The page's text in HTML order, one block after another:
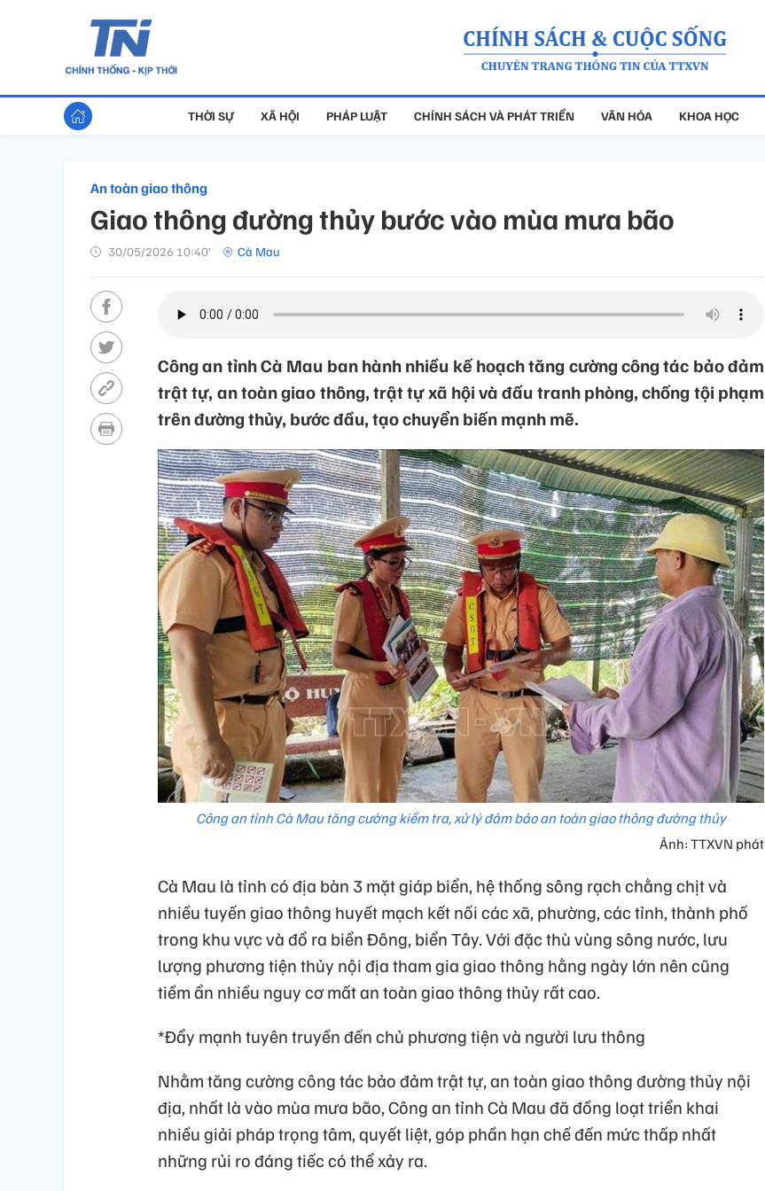
THỜI SỰ XÃ HỘI PHÁP LUẬT CHÍNH SÁCH VÀ PHÁT TRIỂN VĂN HÓA KHOA HỌC
An toàn giao thông
Giao thông đường thủy bước vào mùa mưa bão
30/05/2026 10:40’ Cà Mau
Công an tỉnh Cà Mau ban hành nhiều kế hoạch tăng cường công tác bảo đảm
trật tự, an toàn giao thông, trật tự xã hội và đấu tranh phòng, chống tội phạm
trên đường thủy, bước đầu, tạo chuyển biến mạnh mẽ.
Công an tỉnh Cà Mau tăng cường kiểm tra, xử lý đảm bảo an toàn giao thông đường thủy
Ảnh: TTXVN phát
Cà Mau là tỉnh có địa bàn 3 mặt giáp biển, hệ thống sông rạch chằng chịt và
nhiều tuyến giao thông huyết mạch kết nối các xã, phường, các tỉnh, thành phố
trong khu vực và đổ ra biển Đông, biển Tây. Với đặc thù vùng sông nước, lưu
lượng phương tiện thủy nội địa tham gia giao thông hằng ngày lớn nên cũng
tiềm ẩn nhiều nguy cơ mất an toàn giao thông thủy rất cao.
*Đẩy mạnh tuyên truyền đến chủ phương tiện và người lưu thông
Nhằm tăng cường công tác bảo đảm trật tự, an toàn giao thông đường thủy nội
địa, nhất là vào mùa mưa bão, Công an tỉnh Cà Mau đã đồng loạt triển khai
nhiều giải pháp trọng tâm, quyết liệt, góp phần hạn chế đến mức thấp nhất
những rủi ro đáng tiếc có thể xảy ra.